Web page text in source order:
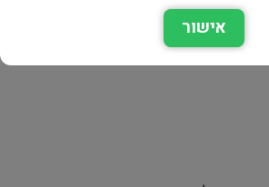
אורח קטלניאישור